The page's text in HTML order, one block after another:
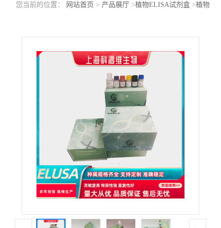
您当前的位置： 网站首页 > 产品展厅>植物ELISA试剂盒>植物